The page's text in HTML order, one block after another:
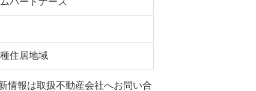
住居地域
情報は取扱不動産会社へお問い合